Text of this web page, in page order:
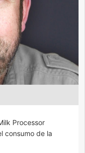
Processor
consumo de la